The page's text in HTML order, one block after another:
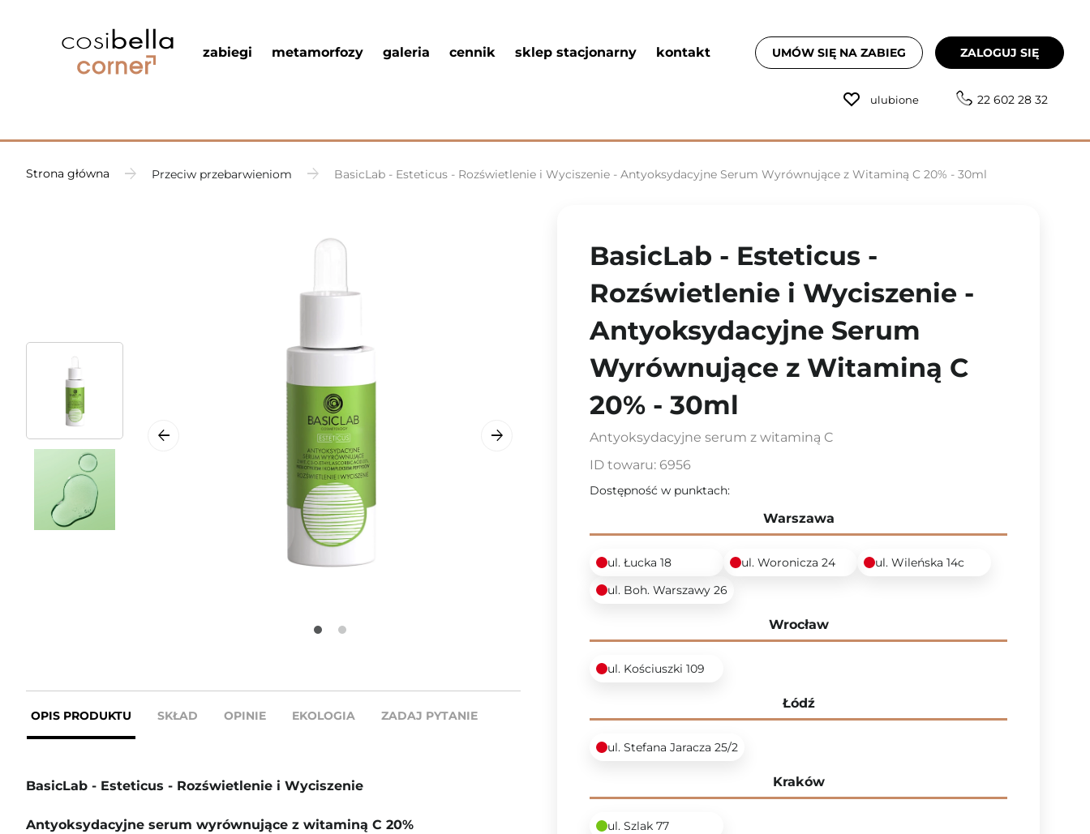
zabiegi metamorfozy galeria cennik sklep stacjonarny kontakt UMÓW SIĘ NA ZABIEG ZALOGUJ SIĘ
ulubione 22 602 28 32
Strona główna Przeciw przebarwieniom BasicLab - Esteticus - Rozświetlenie i Wyciszenie - Antyoksydacyjne Serum Wyrównujące z Witaminą C 20% - 30ml
OPIS PRODUKTU SKŁAD OPINIE EKOLOGIA ZADAJ PYTANIE
BasicLab - Esteticus - Rozświetlenie i Wyciszenie
Antyoksydacyjne serum wyrównujące z witaminą C 20%
BasicLab - Esteticus -
Rozświetlenie i Wyciszenie -
Antyoksydacyjne Serum
Wyrównujące z Witaminą C
20% - 30ml
Antyoksydacyjne serum z witaminą C
ID towaru: 6956
Dostępność w punktach:
Warszawa
ul. Łucka 18 ul. Woronicza 24
ul. Wileńska 14c
ul. Boh. Warszawy 26
Wrocław
ul. Kościuszki 109
Łódź
ul. Stefana Jaracza 25/2
Kraków
ul. Szlak 77